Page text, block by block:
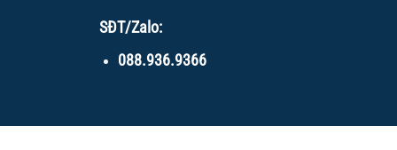
SĐT/Zalo:
088.936.9366